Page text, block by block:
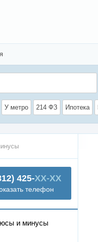
У метро 214 ФЗ Ипотека
425-XX-XX
телефон
и минусы